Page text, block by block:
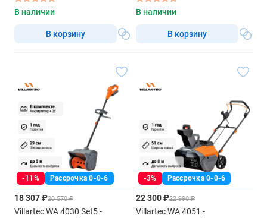
В наличии
В корзину
В наличии
В корзину
-11% Рассрочка 0-0-6
18 307 ₽20 570 ₽
Villartec WA 4030 Set5 -
-3% Рассрочка 0-0-6
22 300 ₽22 990 ₽
Villartec WA 4051 -